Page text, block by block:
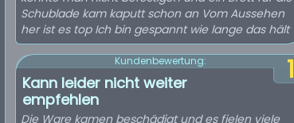
Schublade kam kaputt schon an Vom Aussehen
her ist es top Ich bin gespannt wie lange das hält
1
Kundenbewertung:
Kann leider nicht weiter
empfehlen
Die Ware kamen beschädigt und es fielen viele